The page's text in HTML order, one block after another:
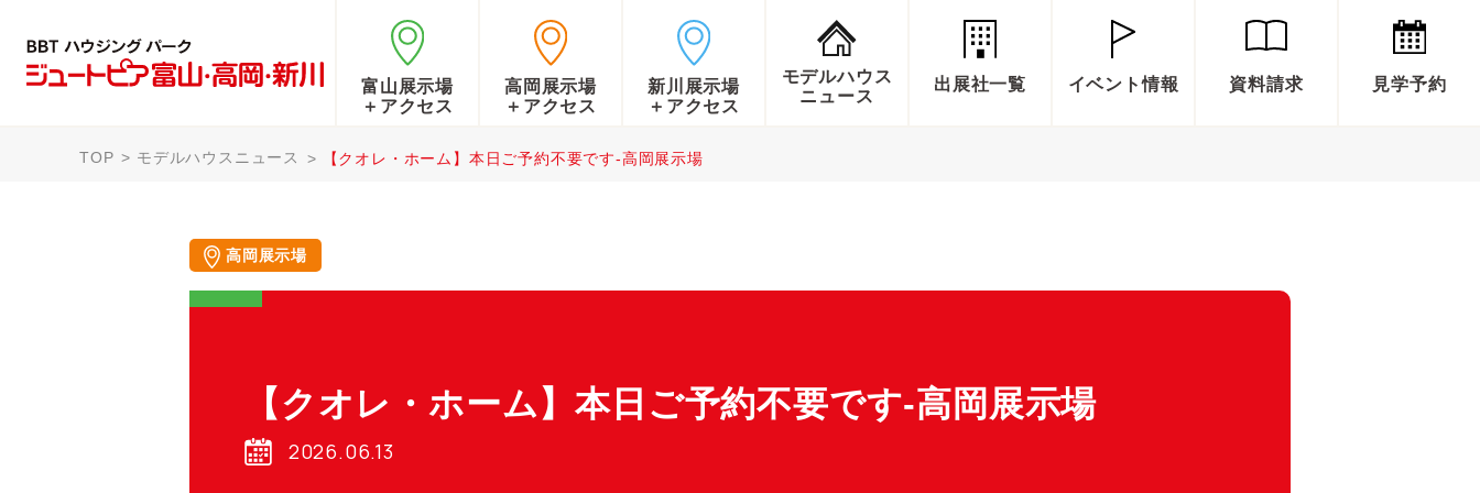
富山展示場
＋アクセス
高岡展示場
＋アクセス
新川展示場
＋アクセス
モデルハウス
ニュース
出展社一覧 イベント情報 資料請求 見学予約
TOP モデルハウスニュース 【クオレ・ホーム】本日ご予約不要です-高岡展示場
高岡展示場
【クオレ・ホーム】本日ご予約不要です-高岡展示場
2026.06.13